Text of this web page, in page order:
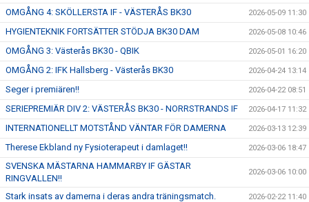
OMGÅNG 4: SKÖLLERSTA IF - VÄSTERÅS BK30 2026-05-09 11:30
HYGIENTEKNIK FORTSÄTTER STÖDJA BK30 DAM 2026-05-08 10:46
OMGÅNG 3: Västerås BK30 - QBIK 2026-05-01 16:20
OMGÅNG 2: IFK Hallsberg - Västerås BK30 2026-04-24 13:14
Seger i premiären!! 2026-04-22 08:51
SERIEPREMIÄR DIV 2: VÄSTERÅS BK30 - NORRSTRANDS IF 2026-04-17 11:32
INTERNATIONELLT MOTSTÅND VÄNTAR FÖR DAMERNA 2026-03-13 12:39
Therese Ekbland ny Fysioterapeut i damlaget!! 2026-03-06 18:47
SVENSKA MÄSTARNA HAMMARBY IF GÄSTAR
RINGVALLEN!!
2026-03-06 10:00
Stark insats av damerna i deras andra träningsmatch. 2026-02-22 11:40